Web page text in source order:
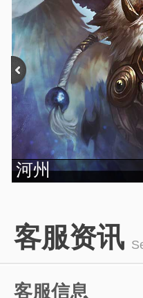
4
5
6
客服资讯
客服信息